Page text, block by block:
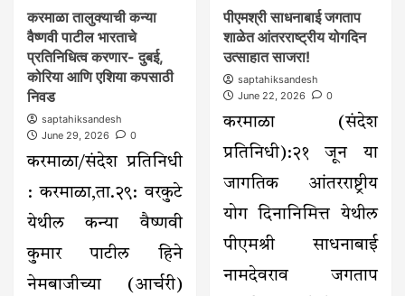
साठेच्या
वाढदिवसानिमित्त
पोथरे
केंद्रशाळेत
शालेय
वाटप
टाटा
समूहातील
तांत्रिक
करमाळ्यात-
सहा
अभ्यासक्रम-
मंत्री
करमाळा तालुक्याची कन्या
वैष्णवी पाटील भारताचे
प्रतिनिधित्व करणार- दुबई,
कोरिया आणि एशिया कपसाठी
निवड
saptahiksandesh
June 29, 2026
0
करमाळा/संदेश प्रतिनिधी
: करमाळा,ता.२९: वरकुटे
येथील कन्या वैष्णवी
कुमार पाटील हिने
नेमबाजीच्या (आर्चरी)
पीएमश्री साधनाबाई जगताप
शाळेत आंतरराष्ट्रीय योगदिन
उत्साहात साजरा!
saptahiksandesh
June 22, 2026
0
करमाळा (संदेश
प्रतिनिधी):२१ जून या
जागतिक आंतरराष्ट्रीय
योग दिनानिमित्त येथील
पीएमश्री साधनाबाई
नामदेवराव जगताप